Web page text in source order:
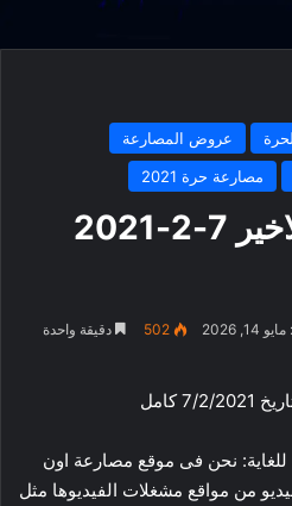
عروض المصارعة
مصارعة حرة 2021
عرض AJPW الاخير 7-2-2021
2026
502 دقيقة واحدة
نحن فى موقع مصارعة اون
من مواقع مشغلات الفيديوها مثل